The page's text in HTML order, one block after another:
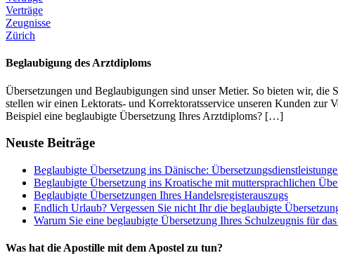
Verträge
Zeugnisse
Zürich
Beglaubigung des Arztdiploms
Übersetzungen und Beglaubigungen sind unser Metier. So bieten wir,
stellen wir einen Lektorats- und Korrektoratsservice unseren Kunden zur
Beispiel eine beglaubigte Übersetzung Ihres Arztdiploms? […]
Neuste Beiträge
Beglaubigte Übersetzung ins Dänische:
Beglaubigte Übersetzung ins Kroatische mit muttersprachlichen
Beglaubigte Übersetzungen Ihres Handelsregisterauszugs
Endlich Urlaub? Vergessen Sie nicht Ihr die beglaubigte
Warum Sie eine beglaubigte Übersetzung Ihres Schulzeugnis für
Was hat die Apostille mit dem Apostel zu tun?